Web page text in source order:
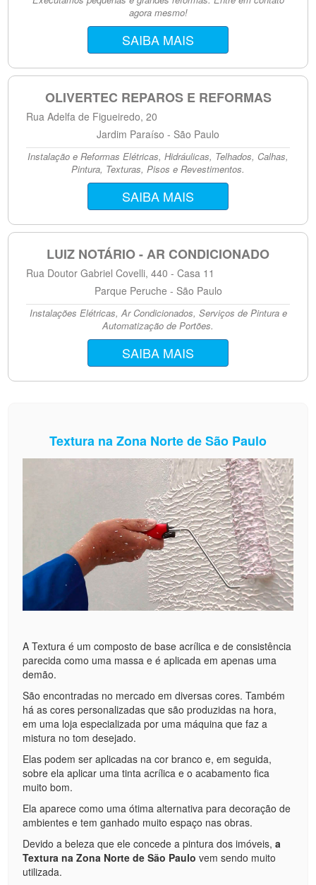
agora mesmo!
SAIBA MAIS
OLIVERTEC REPAROS E REFORMAS
Rua Adelfa de Figueiredo, 20
Jardim Paraíso - São Paulo
Instalação e Reformas Elétricas, Hidráulicas, Telhados, Calhas,
Pintura, Texturas, Pisos e Revestimentos.
SAIBA MAIS
LUIZ NOTÁRIO - AR CONDICIONADO
Rua Doutor Gabriel Covelli, 440 - Casa 11
Parque Peruche - São Paulo
Instalações Elétricas, Ar Condicionados, Serviços de Pintura e
Automatização de Portões.
SAIBA MAIS
Textura na Zona Norte de São Paulo
A Textura é um composto de base acrílica e de consistência
parecida como uma massa e é aplicada em apenas uma
demão.
São encontradas no mercado em diversas cores. Também
há as cores personalizadas que são produzidas na hora,
em uma loja especializada por uma máquina que faz a
mistura no tom desejado.
Elas podem ser aplicadas na cor branco e, em seguida,
sobre ela aplicar uma tinta acrílica e o acabamento fica
muito bom.
Ela aparece como uma ótima alternativa para decoração de
ambientes e tem ganhado muito espaço nas obras.
Devido a beleza que ele concede a pintura dos imóveis, a
Textura na Zona Norte de São Paulovem sendo muito
utilizada.